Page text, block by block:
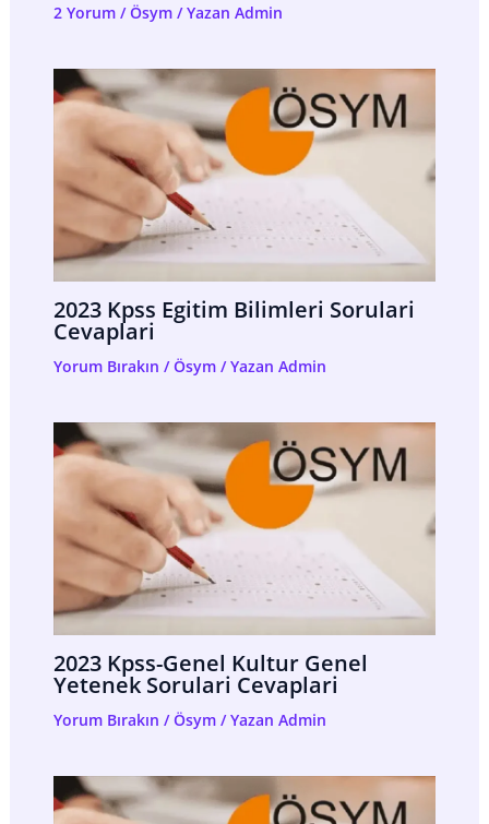
2 Yorum /Ösym/ Yazan Admin
2023 Kpss Egitim Bilimleri Sorulari
Cevaplari
Yorum Bırakın /Ösym/ Yazan Admin
2023 Kpss-Genel Kultur Genel
Yetenek Sorulari Cevaplari
Yorum Bırakın /Ösym/ Yazan Admin